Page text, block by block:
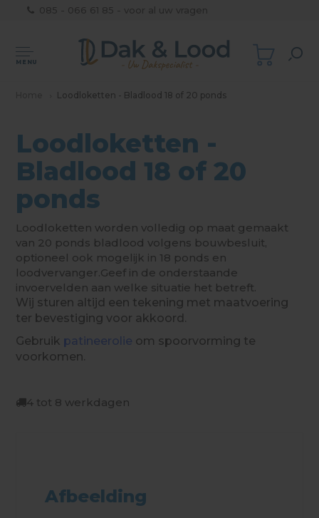
MENU
Loodloketten - Bladlood 18 of 20 ponds
Loodloketten -
Bladlood 18 of 20
ponds
Loodloketten worden volledig op maat gemaakt
van 20 ponds bladlood volgens bouwbesluit,
optioneel ook mogelijk in 18 ponds en
loodvervanger.Geef in de onderstaande
invoervelden aan welke situatie het betreft.
Wij sturen altijd een tekening met maatvoering
ter bevestiging voor akkoord.
Gebruik patineerolie om spoorvorming te
voorkomen.
4 tot 8 werkdagen
Afbeelding